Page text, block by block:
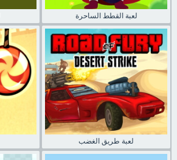
لعبة القطط الساحرة
لعبة طريق الغضب